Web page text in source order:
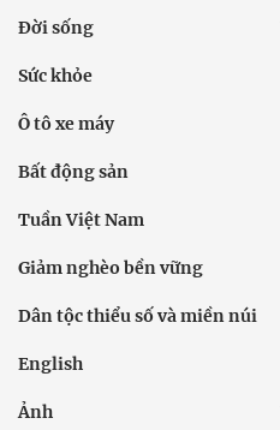
Đời sống
Sức khỏe
Ô tô xe máy
Bất động sản
Tuần Việt Nam
Giảm nghèo bền vững
Dân tộc thiểu số và miền núi
English
Ảnh